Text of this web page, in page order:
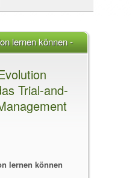
lernen können -
für Management
Trial-and-
lernen können